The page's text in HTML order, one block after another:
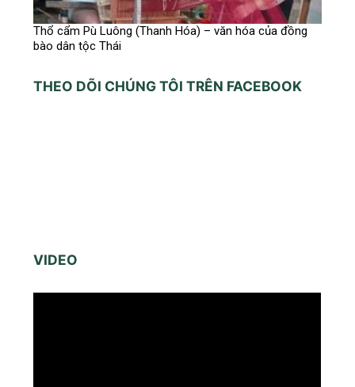
Thổ cẩm Pù Luông (Thanh Hóa) – văn hóa của đồng
bào dân tộc Thái
THEO DÕI CHÚNG TÔI TRÊN FACEBOOK
VIDEO